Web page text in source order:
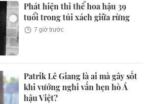
Phát hiện thi thể hoa hậu 39
tuổi trong túi xách giữa rừng
7 giờ trước
Patrik Lê Giang là ai mà gây sốt
khi vướng nghi vấn hẹn hò Á
hậu Việt?